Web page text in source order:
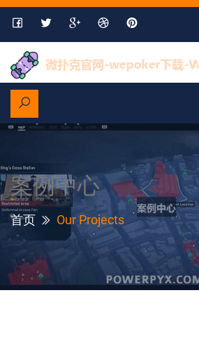
案例中心
首页 Our Projects